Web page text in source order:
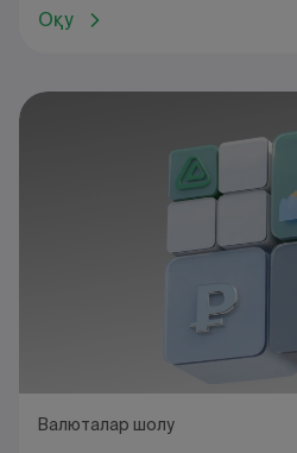
Оқу
Валюталар шолу